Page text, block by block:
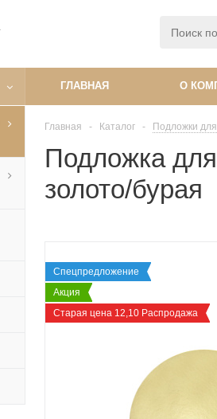
ГЛАВНАЯ О
Главная - Каталог - Подложки
Подложка
золото/бурая
Спецпредложение
Акция
Старая цена 12,10 Распродажа